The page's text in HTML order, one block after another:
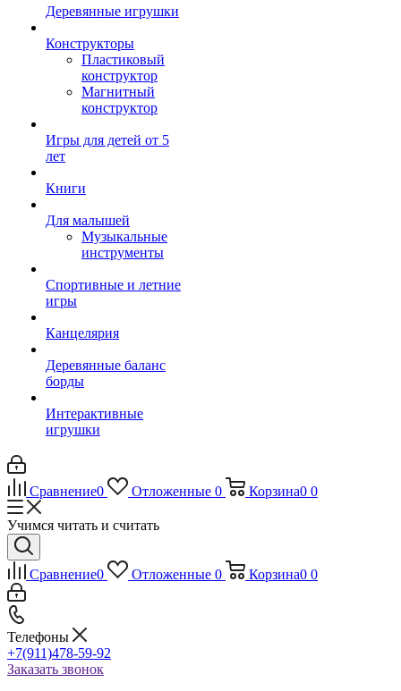
Деревянные игрушки
Конструкторы
Пластиковый
конструктор
Магнитный
конструктор
Игры для детей от 5
лет
Книги
Для малышей
Музыкальные
инструменты
Спортивные и летние
игры
Канцелярия
Деревянные баланс
борды
Интерактивные
игрушки
Сравнение0 Отложенные 0 Корзина0 0
Учимся читать и считать
Сравнение0 Отложенные 0 Корзина0 0
Телефоны
+7(911)478-59-92
Заказать звонок